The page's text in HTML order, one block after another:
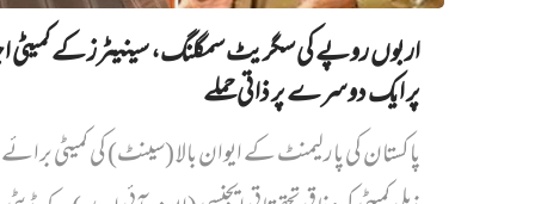
اربوں روپے کی سگریٹ سمگلنگ، سینیٹرز کے کمیٹی
پر ایک دوسرے پر ذاتی حملے
پاکستان کی پارلیمنٹ کے ایوان بالا (سینٹ) کی کمیٹی برائے